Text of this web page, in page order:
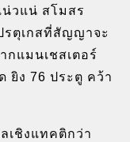
น่วแน่ สโมสร
รตุเกสที่สัญญาจะ
กแมนเชสเตอร์
ยิง 76 ประตู คว้า
เชิงแทคติกว่า